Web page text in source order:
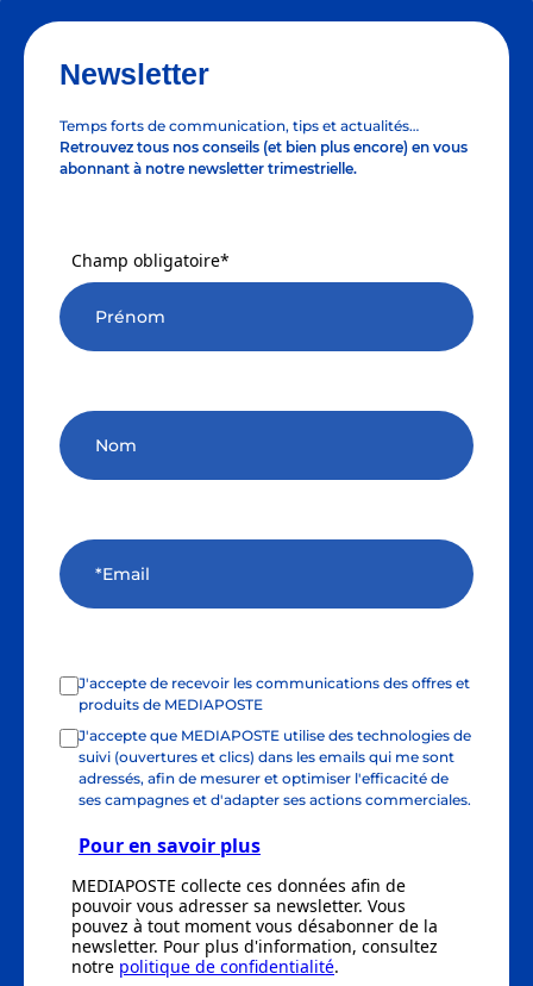
Newsletter
Temps forts de communication, tips et actualités…
Retrouvez tous nos conseils (et bien plus encore) en vous
abonnant à notre newsletter trimestrielle.
Champ obligatoire*
J'accepte de recevoir les communications des offres et
produits de MEDIAPOSTE
J'accepte que MEDIAPOSTE utilise des technologies de
suivi (ouvertures et clics) dans les emails qui me sont
adressés, afin de mesurer et optimiser l'efficacité de
ses campagnes et d'adapter ses actions commerciales.
Pour en savoir plus
MEDIAPOSTE collecte ces données afin de
pouvoir vous adresser sa newsletter. Vous
pouvez à tout moment vous désabonner de la
newsletter. Pour plus d'information, consultez
notre politique de confidentialité.